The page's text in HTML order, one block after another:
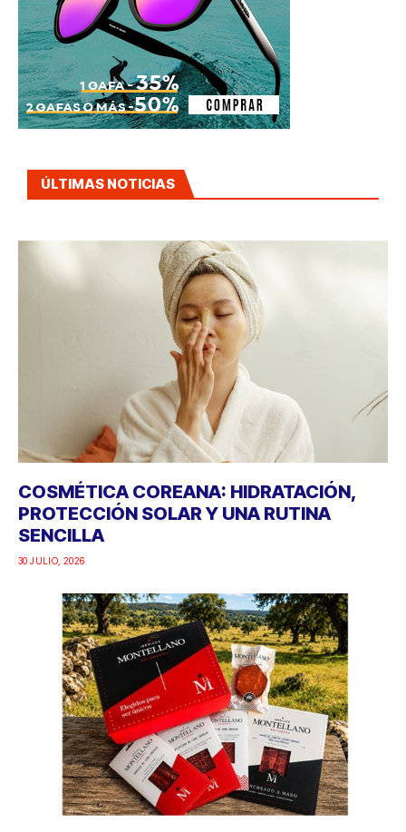
ÚLTIMAS NOTICIAS
COSMÉTICA COREANA: HIDRATACIÓN,
PROTECCIÓN SOLAR Y UNA RUTINA
SENCILLA
30 JULIO, 2026